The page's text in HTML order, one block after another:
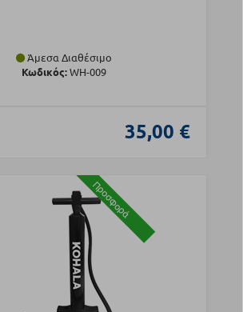
Άμεσα Διαθέσιμο
Κωδικός:WH-009
35,00 €
Προσφορά